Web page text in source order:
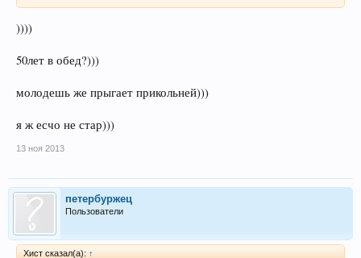
))))
50лет в обед?)))
молодешь же прыгает прикольней)))
я ж есчо не стар)))
13 ноя 2013
петербуржец
Пользователи
Хист сказал(а): ↑